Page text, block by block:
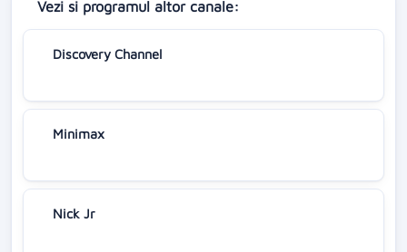
Vezi si programul altor canale:
Discovery Channel
Minimax
Nick Jr